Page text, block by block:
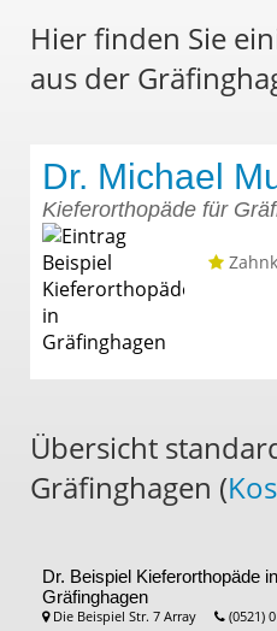
Hier finden Sie
aus der
Dr. Michael
Kieferorthopäde für
Übersicht
Gräfinghagen (
Dr. Beispiel Kieferorthopäde in
Gräfinghagen
Die Beispiel Str. 7 Array (0521)